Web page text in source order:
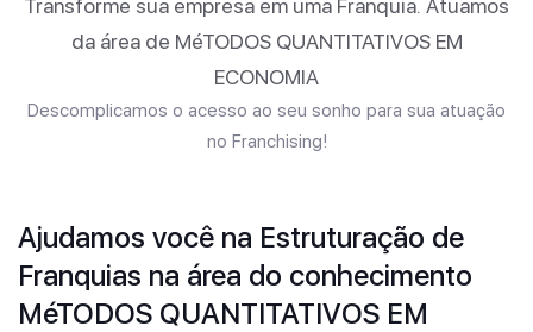
Transforme sua empresa em uma Franquia. Atuamos
da área de MéTODOS QUANTITATIVOS EM
ECONOMIA
Descomplicamos o acesso ao seu sonho para sua atuação
no Franchising!
Ajudamos você na Estruturação de
Franquias na área do conhecimento
MéTODOS QUANTITATIVOS EM